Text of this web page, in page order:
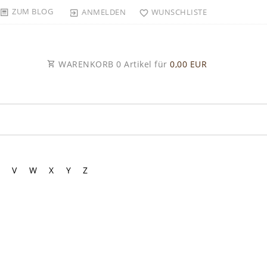
ZUM BLOG ANMELDEN WUNSCHLISTE
WARENKORB 0 Artikel für 0,00 EUR
V W X Y Z